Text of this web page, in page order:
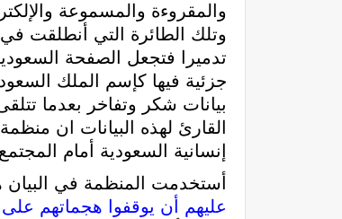
والمقروءة والمسموعة
وتلك الطائرة التي أنطلقت في
تدميرا فتجعل الصفحة
جزئية فيها كإسم الملك
بيانات شكر وتفاخر بعدما
القارئ لهذه البيانات ان
إنسانية السعودية أمام
أستخدمت المنظمة في البيان
عليهم أن يوقفوا هجماتهم على